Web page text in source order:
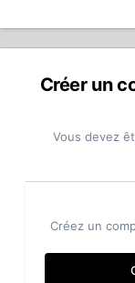
Créer un
Vous devez
Créez un